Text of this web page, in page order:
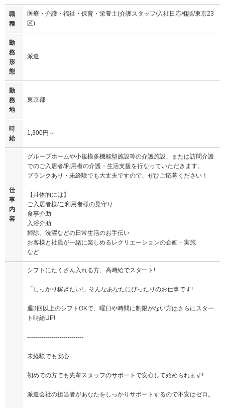
職
種
医療・介護・福祉・保育・栄養士(介護スタッフ/入社日応相談/東京23
区)
勤
務
形
態
派遣
勤
務
地
東京都
時
給
1,300円～
仕
事
内
容
グループホームや小規模多機能型施設等の介護施設、または訪問介護
でのご入居者/利用者の介護・生活支援を行なっていただきます。
ブランクあり・未経験でも大丈夫ですので、ぜひご応募ください！
【具体的には】
ご入居者様/ご利用者様の見守り
食事介助
入浴介助
掃除、洗濯などの日常生活のお手伝い
お客様と社員が一緒に楽しめるレクリエーションの企画・実施
など
シフトにたくさん入れる方、高時給でスタート!
「しっかり稼ぎたい!」そんなあなたにぴったりのお仕事です!
週3回以上のシフトOKで、曜日や時間に制限がない方はさらにスター
ト時給UP!
----------------------------
未経験でも安心
初めての方でも先輩スタッフのサポートで安心して始められます!
派遣会社の担当者があなたをしっかりサポートするので不安はゼロ。